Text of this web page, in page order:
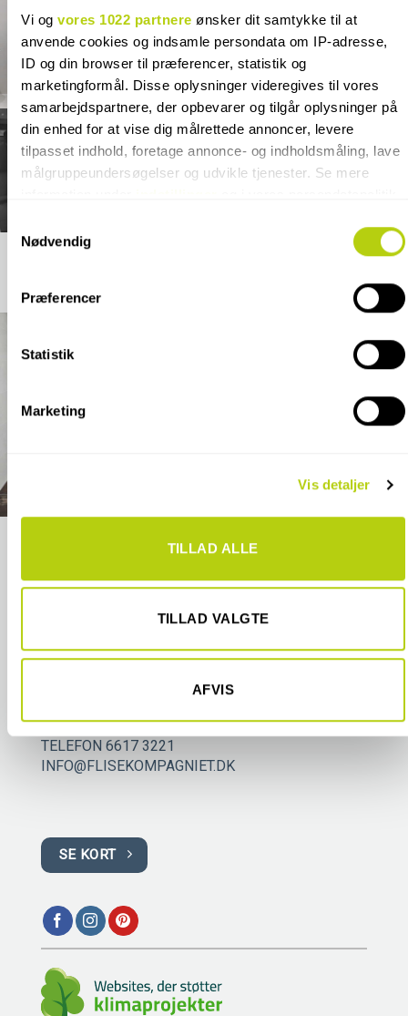
Vi og vores 1022 partnere ønsker dit samtykke til at
anvende cookies og indsamle persondata om IP-adresse,
ID og din browser til præferencer, statistik og
marketingformål. Disse oplysninger videregives til vores
samarbejdspartnere, der opbevarer og tilgår oplysninger på
din enhed for at vise dig målrettede annoncer, levere
tilpasset indhold, foretage annonce- og indholdsmåling, lave
målgruppeundersøgelser og udvikle tjenester. Se mere
indstillinger fra vores "Cookiedeklaration", eller ved at trykke
Hvis du tillader det, vil vi også gerne:
kan være nøjagtig inden for få meter
Identificere din enhed baseret på en scanning af
Dine valg anvendes på hele websitet.
til at vise dig funktioner til sociale medier og til at analysere
annonceringspartnere og analysepartnere. Vores partnere
givet dem, eller som de har indsamlet fra din brug af deres
Nødvendig
Præferencer
Statistik
Marketing
Vis detaljer
TILLAD ALLE
TILLAD VALGTE
AFVIS
FLISEKOMPAGNIET
ODENSE BUTIK/SHOWROOM:
TELEFON 6617 3221
INFO@FLISEKOMPAGNIET.DK
SE KORT